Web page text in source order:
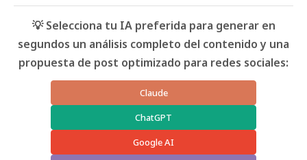
💡 Selecciona tu IA preferida para generar en
segundos un análisis completo del contenido y una
propuesta de post optimizado para redes sociales:
Claude
ChatGPT
Google AI